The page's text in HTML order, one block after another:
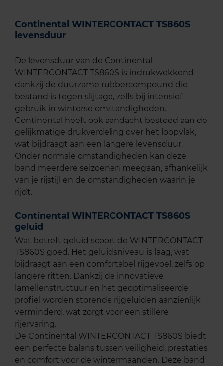
Continental WINTERCONTACT TS860S
levensduur
De levensduur van de Continental
WINTERCONTACT TS860S is indrukwekkend
dankzij de duurzame rubbercompound die
bestand is tegen slijtage, zelfs bij intensief
gebruik in winterse omstandigheden.
Continental heeft ook aandacht besteed aan de
gelijkmatige drukverdeling over het loopvlak,
wat bijdraagt aan een langere levensduur.
Onder normale omstandigheden kan deze
band meerdere seizoenen meegaan, afhankelijk
van je rijstijl en de omstandigheden waarin je
rijdt.
Continental WINTERCONTACT TS860S
geluid
Wat betreft geluid scoort de WINTERCONTACT
TS860S goed. Het geluidsniveau is laag, wat
bijdraagt aan een comfortabel rijgevoel, zelfs op
langere ritten. Dankzij de innovatieve
lamellenstructuur en het geoptimaliseerde
profiel worden storende rijgeluiden aanzienlijk
verminderd, wat zorgt voor een stillere
rijervaring.
De Continental WINTERCONTACT TS860S biedt
een perfecte balans tussen veiligheid, prestaties
en comfort voor de wintermaanden. Deze band